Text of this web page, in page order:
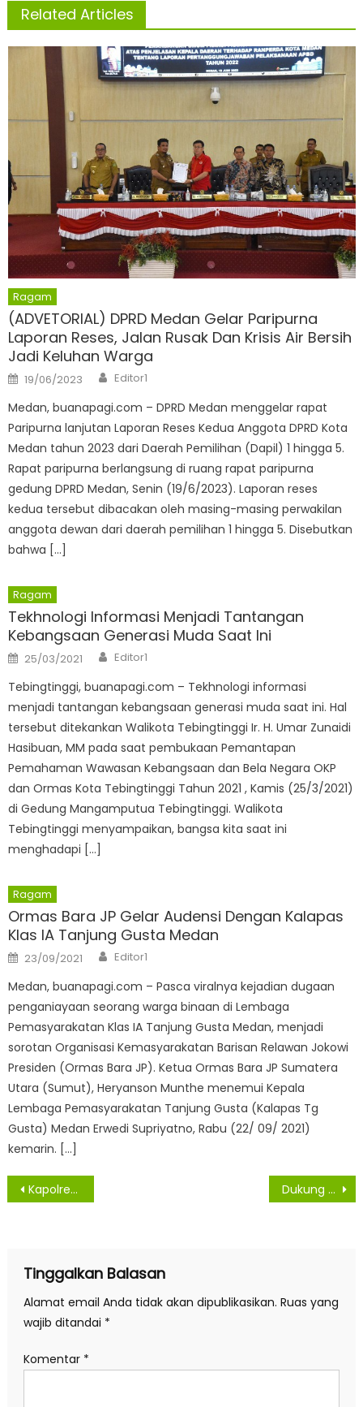
Related Articles
Ragam
(ADVETORIAL) DPRD Medan Gelar Paripurna
Laporan Reses, Jalan Rusak Dan Krisis Air Bersih
Jadi Keluhan Warga
Posted
on
19/06/2023 Author
Editor1
Medan, buanapagi.com – DPRD Medan menggelar rapat
Paripurna lanjutan Laporan Reses Kedua Anggota DPRD Kota
Medan tahun 2023 dari Daerah Pemilihan (Dapil) 1 hingga 5.
Rapat paripurna berlangsung di ruang rapat paripurna
gedung DPRD Medan, Senin (19/6/2023). Laporan reses
kedua tersebut dibacakan oleh masing-masing perwakilan
anggota dewan dari daerah pemilihan 1 hingga 5. Disebutkan
bahwa […]
Ragam
Tekhnologi Informasi Menjadi Tantangan
Kebangsaan Generasi Muda Saat Ini
Posted
on
25/03/2021 Author
Editor1
Tebingtinggi, buanapagi.com – Tekhnologi informasi
menjadi tantangan kebangsaan generasi muda saat ini. Hal
tersebut ditekankan Walikota Tebingtinggi Ir. H. Umar Zunaidi
Hasibuan, MM pada saat pembukaan Pemantapan
Pemahaman Wawasan Kebangsaan dan Bela Negara OKP
dan Ormas Kota Tebingtinggi Tahun 2021 , Kamis (25/3/2021)
di Gedung Mangamputua Tebingtinggi. Walikota
Tebingtinggi menyampaikan, bangsa kita saat ini
menghadapi […]
Ragam
Ormas Bara JP Gelar Audensi Dengan Kalapas
Klas IA Tanjung Gusta Medan
Posted
on
23/09/2021 Author
Editor1
Medan, buanapagi.com – Pasca viralnya kejadian dugaan
penganiayaan seorang warga binaan di Lembaga
Pemasyarakatan Klas IA Tanjung Gusta Medan, menjadi
sorotan Organisasi Kemasyarakatan Barisan Relawan Jokowi
Presiden (Ormas Bara JP). Ketua Ormas Bara JP Sumatera
Utara (Sumut), Heryanson Munthe menemui Kepala
Lembaga Pemasyarakatan Tanjung Gusta (Kalapas Tg
Gusta) Medan Erwedi Supriyatno, Rabu (22/ 09/ 2021)
kemarin. […]
Navigasi
Kapolres Asahan Coffee Morning Bersama Wartawan Dukung PPKM Level 3, Bantuan Beras dari Aslog Kapolri Disalurkan
Tinggalkan Balasan
Alamat email Anda tidak akan dipublikasikan. Ruas yang
wajib ditandai *
Komentar *